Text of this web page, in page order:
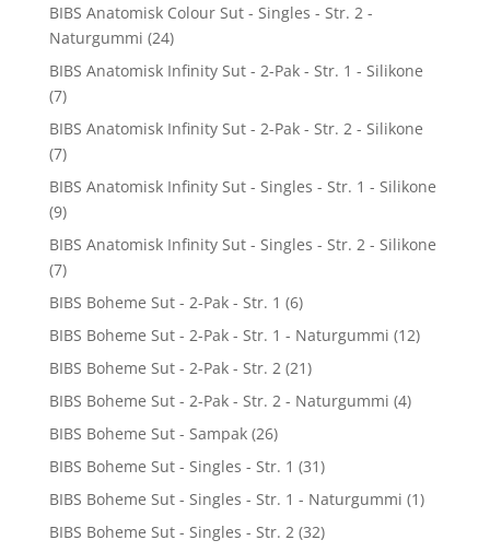
BIBS Anatomisk Colour Sut - Singles - Str. 2 -
Naturgummi (24)
BIBS Anatomisk Infinity Sut - 2-Pak - Str. 1 - Silikone
(7)
BIBS Anatomisk Infinity Sut - 2-Pak - Str. 2 - Silikone
(7)
BIBS Anatomisk Infinity Sut - Singles - Str. 1 - Silikone
(9)
BIBS Anatomisk Infinity Sut - Singles - Str. 2 - Silikone
(7)
BIBS Boheme Sut - 2-Pak - Str. 1 (6)
BIBS Boheme Sut - 2-Pak - Str. 1 - Naturgummi (12)
BIBS Boheme Sut - 2-Pak - Str. 2 (21)
BIBS Boheme Sut - 2-Pak - Str. 2 - Naturgummi (4)
BIBS Boheme Sut - Sampak (26)
BIBS Boheme Sut - Singles - Str. 1 (31)
BIBS Boheme Sut - Singles - Str. 1 - Naturgummi (1)
BIBS Boheme Sut - Singles - Str. 2 (32)